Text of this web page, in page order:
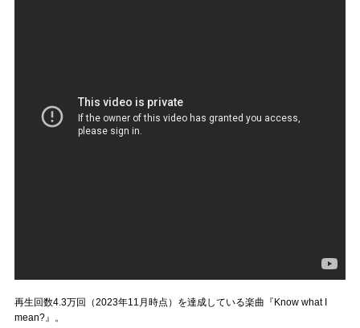
再生回数4.3万回（2023年11月時点）を達成している楽曲『Know what I
mean?』。